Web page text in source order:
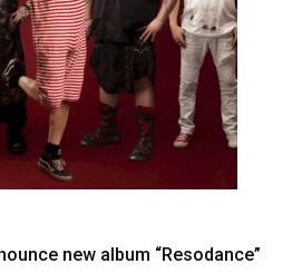
new album “Resodance”